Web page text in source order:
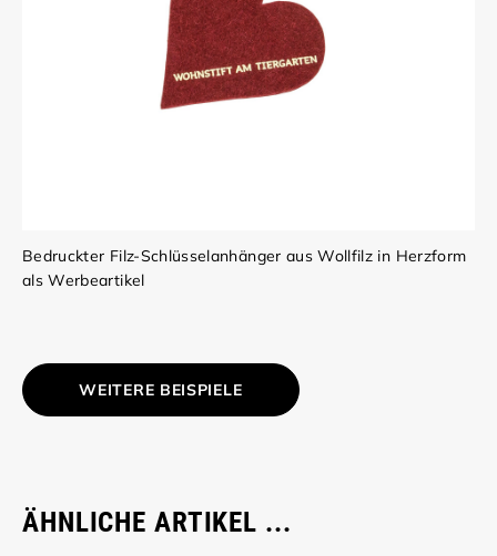
Bedruckter Filz-Schlüsselanhänger aus Wollfilz in Herzform
als Werbeartikel
WEITERE BEISPIELE
ÄHNLICHE ARTIKEL ...